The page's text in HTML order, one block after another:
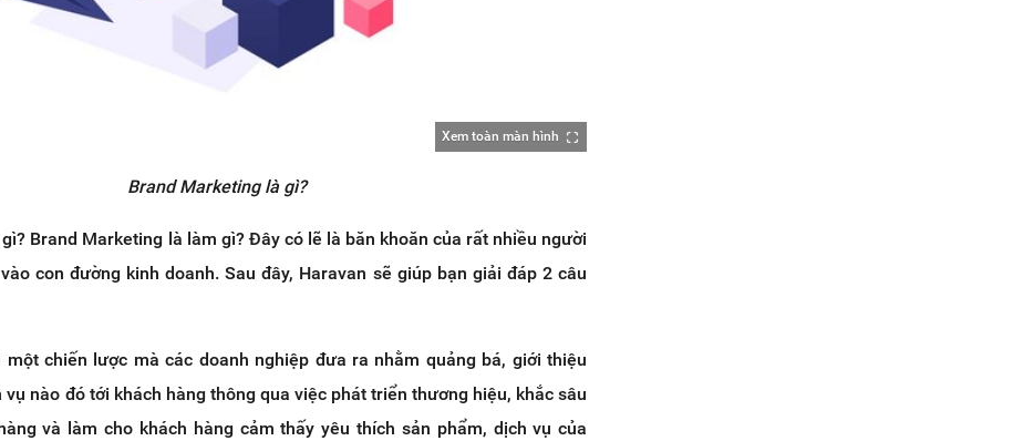
Xem toàn màn hình
Brand Marketing là gì?
Brand Marketing là làm gì? Đây có lẽ là băn khoăn của rất nhiều người
con đường kinh doanh. Sau đây, Haravan sẽ giúp bạn giải đáp 2 câu
một chiến lược mà các doanh nghiệp đưa ra nhằm quảng bá, giới thiệu
vụ nào đó tới khách hàng thông qua việc phát triển thương hiệu, khắc sâu
và làm cho khách hàng cảm thấy yêu thích sản phẩm, dịch vụ của